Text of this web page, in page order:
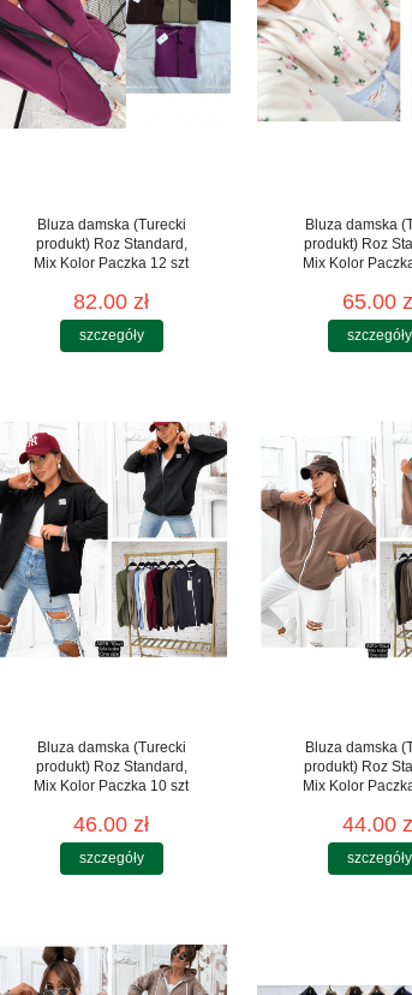
Bluza damska (Turecki
produkt) Roz Standard,
Mix Kolor Paczka 12 szt
82.00 zł
szczegóły
Bluza damska
produkt) Roz
Mix Kolor
65.00
szczegóły
Bluza damska (Turecki
produkt) Roz Standard,
Mix Kolor Paczka 10 szt
46.00 zł
szczegóły
Bluza damska
produkt) Roz
Mix Kolor
44.00
szczegóły